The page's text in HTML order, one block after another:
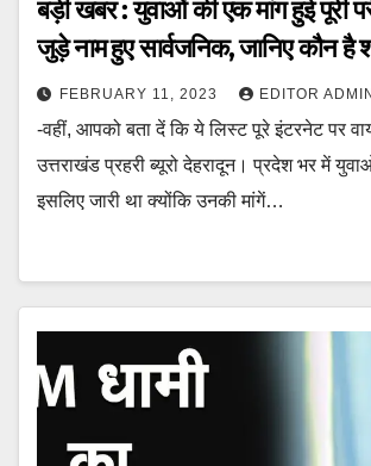
बड़ी खबर : युवाओं की एक मांग हुई पूरी
जुड़े नाम हुए सार्वजनिक, जानिए कौन है
FEBRUARY 11, 2023 EDITOR ADMIN
-वहीं, आपको बता दें कि ये लिस्ट पूरे इंटरनेट पर
उत्तराखंड प्रहरी ब्यूरो देहरादून। प्रदेश भर में
इसलिए जारी था क्योंकि उनकी मांगें…